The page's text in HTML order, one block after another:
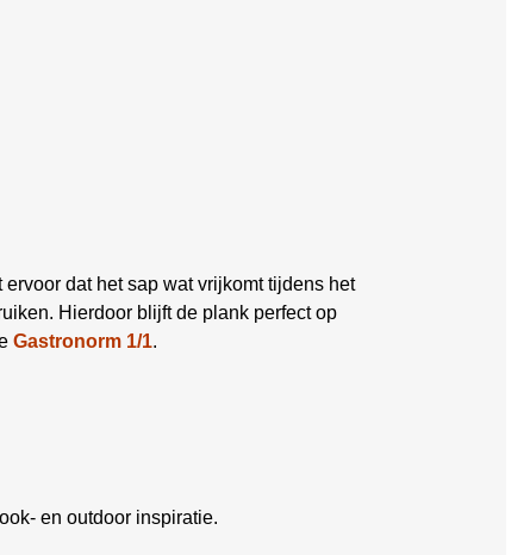
dat het sap wat vrijkomt tijdens het
Hierdoor blijft de plank perfect op
Gastronorm 1/1.
en outdoor inspiratie.